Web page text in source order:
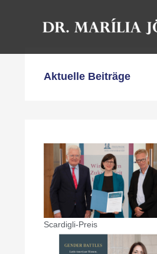
Aktuelle Beiträge
Scardigli-Preis